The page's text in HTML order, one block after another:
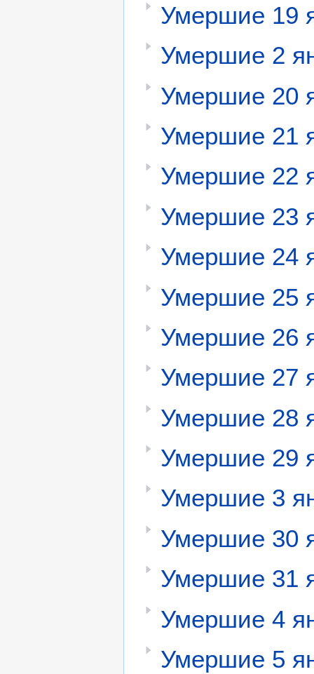
Умершие 19
Умершие 2
Умершие 20
Умершие 21
Умершие 22
Умершие 23
Умершие 24
Умершие 25
Умершие 26
Умершие 27
Умершие 28
Умершие 29
Умершие 3
Умершие 30
Умершие 31
Умершие 4
Умершие 5